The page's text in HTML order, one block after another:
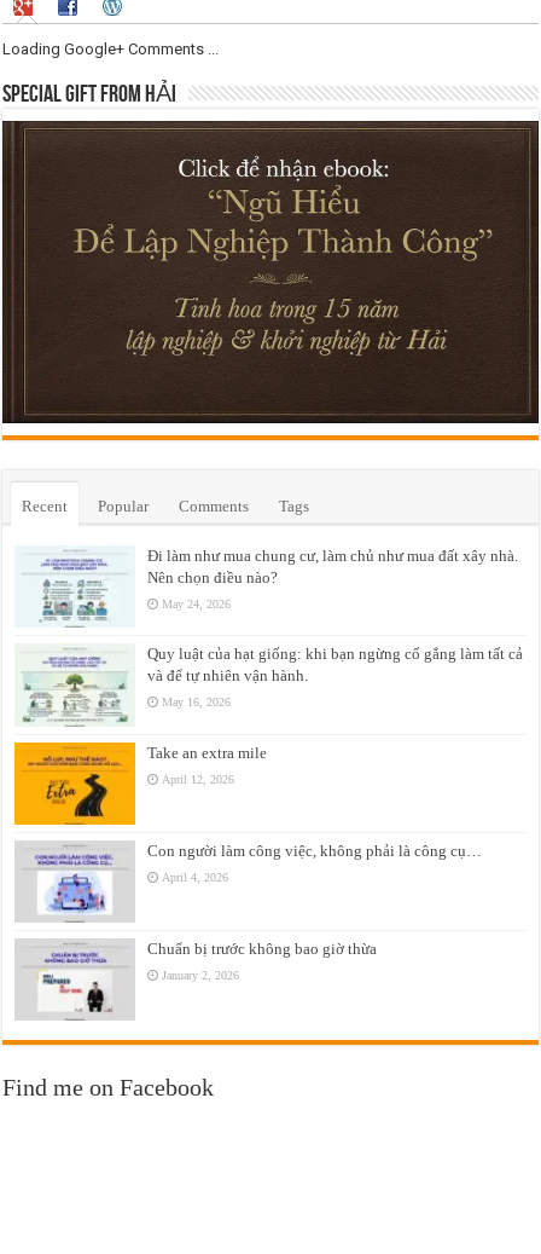
Loading Google+ Comments ...
SPECIAL GIFT FROM HẢI
Recent Popular Comments Tags
Đi làm như mua chung cư, làm chủ như mua đất xây nhà.
Nên chọn điều nào?
May 24, 2026
Quy luật của hạt giống: khi bạn ngừng cố gắng làm tất cả
và để tự nhiên vận hành.
May 16, 2026
Take an extra mile
April 12, 2026
Con người làm công việc, không phải là công cụ…
April 4, 2026
Chuẩn bị trước không bao giờ thừa
January 2, 2026
Find me on Facebook